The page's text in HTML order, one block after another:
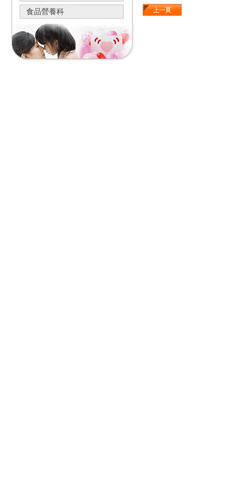
食品營養科